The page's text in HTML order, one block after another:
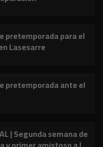
pretemporada para el
Lasesarre
pretemporada ante el
| Segunda semana de